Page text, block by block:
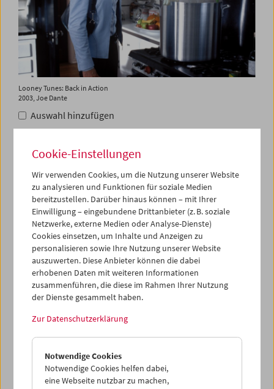
Looney Tunes: Back in Action
2003, Joe Dante
Auswahl hinzufügen
1993, Joe Dante
Auswahl hinzufügen
Cookie-Einstellungen
Wir verwenden Cookies, um die Nutzung unserer Website
zu analysieren und Funktionen für soziale Medien
bereitzustellen. Darüber hinaus können – mit Ihrer
Einwilligung – eingebundene Drittanbieter (z. B. soziale
Netzwerke, externe Medien oder Analyse-Dienste)
Cookies einsetzen, um Inhalte und Anzeigen zu
personalisieren sowie Ihre Nutzung unserer Website
auszuwerten. Diese Anbieter können die dabei
erhobenen Daten mit weiteren Informationen
zusammenführen, die diese im Rahmen Ihrer Nutzung
der Dienste gesammelt haben.
Zur Datenschutzerklärung
Notwendige Cookies
Notwendige Cookies helfen dabei,
eine Webseite nutzbar zu machen,